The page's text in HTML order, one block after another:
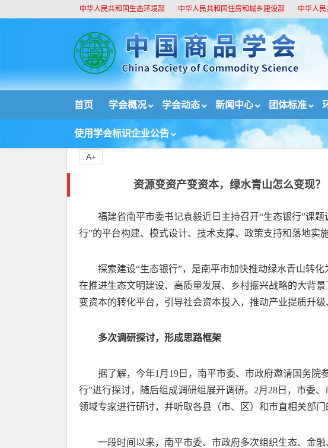
中华人民共和国生态环境部 中华人民共和国住房和城乡建设部 中华人
首页 学会概况 学会动态 新闻中心 团体标准
使用学会标识企业公告
//
首页 新闻中心 重要新闻 资源变资产变资本，绿水青山怎么变
资源变资产变资本，绿水青山怎么变现
A+
福建省南平市委书记袁毅近日主持召开“生态银行”课
行”的平台构建、模式设计、技术支撑、政策支持和落地实
探索建设“生态银行”，是南平市加快推动绿水青山转
在推进生态文明建设、高质量发展、乡村振兴战略的大背
变资本的转化平台，引导社会资本投入，推动产业提质升级
多次调研探讨，形成思路框架
据了解，今年1月19日，南平市委、市政府邀请国务院
行”进行探讨，随后组成调研组展开调研。2月28日，市委
领域专家进行研讨，并听取各县（市、区）和市直相关部门
一段时间以来，南平市委、市政府多次组织生态、金